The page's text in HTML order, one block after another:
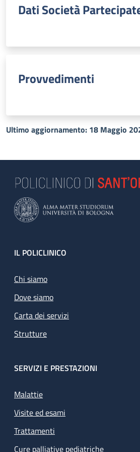
Dati Società
Provvedimenti
Ultimo aggiornamento: 18 Maggio
Footer
IL POLICLINICO
Chi siamo
Dove siamo
Carta dei servizi
Strutture
SERVIZI E PRESTAZIONI
Malattie
Visite ed esami
Trattamenti
Cure palliative pediatriche